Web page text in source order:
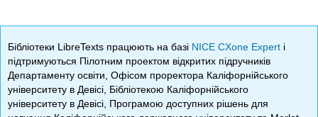
Бібліотеки LibreTexts працюють на базі NICE CXone Expert і
підтримуються Пілотним проектом відкритих підручників
Департаменту освіти, Офісом проректора Каліфорнійського
університету в Девісі, Бібліотекою Каліфорнійського
університету в Девісі, Програмою доступних рішень для